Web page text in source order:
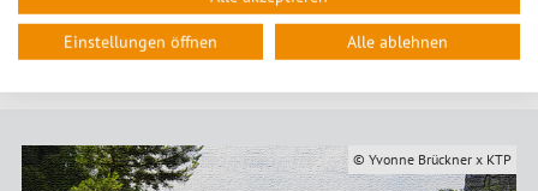
Rahmenprogramm der dortigen Ausstellungen sowie in Dresden
gezeigt und erhielt dort große Aufmerksamkeit.
© Yvonne Brückner x KTP
Einstellungen öffnen Alle ablehnen